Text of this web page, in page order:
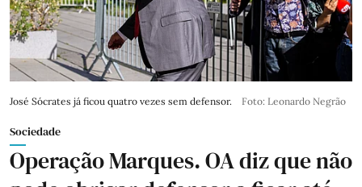
José Sócrates já ficou quatro vezes sem defensor. Foto: Leonardo Negrão
Sociedade
Operação Marques. OA diz que não